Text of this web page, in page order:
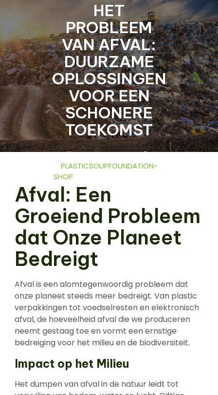
HET
PROBLEEM
VAN AFVAL:
DUURZAME
OPLOSSINGEN
VOOR EEN
SCHONERE
TOEKOMST
23 FEBRUARI 2026
PLASTICSOUPFOUNDATION-
SHOP
Afval: Een
Groeiend Probleem
dat Onze Planeet
Bedreigt
Afval is een alomtegenwoordig probleem dat
onze planeet steeds meer bedreigt. Van plastic
verpakkingen tot voedselresten en elektronisch
afval, de hoeveelheid afval die we produceren
neemt gestaag toe en vormt een ernstige
bedreiging voor het milieu en de biodiversiteit.
Impact op het Milieu
Het dumpen van afval in de natuur leidt tot